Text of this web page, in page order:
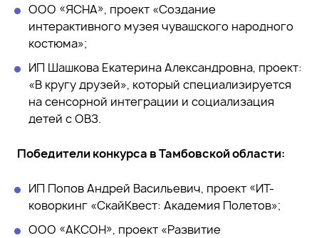
ООО «ЯСНА», проект «Создание
интерактивного музея чувашского народного
костюма»;
ИП Шашкова Екатерина Александровна, проект:
«В кругу друзей», который специализируется
на сенсорной интеграции и социализация
детей с ОВЗ.
Победители конкурса в Тамбовской области:
ИП Попов Андрей Васильевич, проект «ИТ-
коворкинг «СкайКвест: Академия Полетов»;
ООО «АКСОН», проект «Развитие